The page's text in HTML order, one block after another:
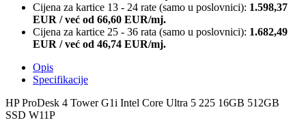
quantityCijena za kartice 13 - 24 rate (samo u poslovnici): 1.598,37
EUR /već od 66,60 EUR/mj.
Cijena za kartice 25 - 36 rata (samo u poslovnici): 1.682,49
EUR /već od 46,74 EUR/mj.
Opis
Specifikacije
HP ProDesk 4 Tower G1i Intel Core Ultra 5 225 16GB 512GB
SSD W11P